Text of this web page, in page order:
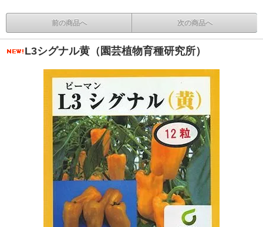
前の商品へ 次の商品へ
L3シグナル黄（園芸植物育種研究所）